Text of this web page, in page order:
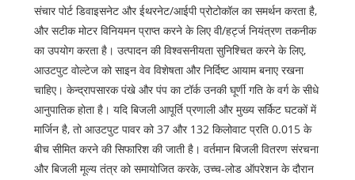
संचार पोर्ट डिवाइसनेट और ईथरनेट/आईपी प्रोटोकॉल का समर्थन करता है,
और सटीक मोटर विनियमन प्राप्त करने के लिए वी/हर्ट्ज नियंत्रण तकनीक
का उपयोग करता है। उत्पादन की विश्वसनीयता सुनिश्चित करने के लिए,
आउटपुट वोल्टेज को साइन वेव विशेषता और निर्दिष्ट आयाम बनाए रखना
चाहिए। केन्द्रापसारक पंखे और पंप का टॉर्क उनकी घूर्णी गति के वर्ग के सीधे
आनुपातिक होता है। यदि बिजली आपूर्ति प्रणाली और मुख्य सर्किट घटकों में
मार्जिन है, तो आउटपुट पावर को 37 और 132 किलोवाट प्रति 0.015 के
बीच सीमित करने की सिफारिश की जाती है। वर्तमान बिजली वितरण संरचना
और बिजली मूल्य तंत्र को समायोजित करके, उच्च-लोड ऑपरेशन के दौरान